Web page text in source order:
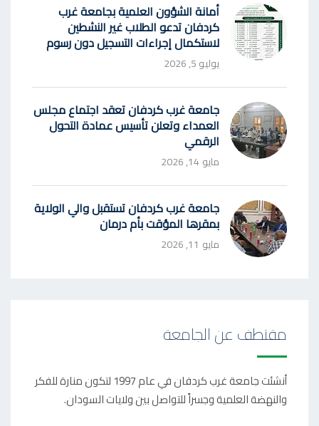
أمانة الشؤون العلمية بجامعة غرب
كردفان تدعو الطلاب غير النشطين
لاستكمال إجراءات التسجيل دون رسوم
يوليو 5, 2026
جامعة غرب كردفان تعقد اجتماع مجلس
العمداء وتعلن تأسيس عمادة التحول
الرقمي
مايو 14, 2026
جامعة غرب كردفان تستقبل والي الولاية
بمقرها المؤقت بأم درمان
مايو 11, 2026
مقتطف عن الجامعة
أنشئت جامعة غرب كردفان في عام 1997 لتكون منارة للفكر
والنهضة العلمية وجسراً للتواصل بين ولايات السودان.